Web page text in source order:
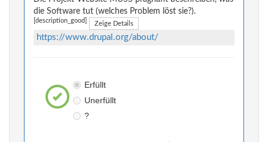
die Software tut (welches Problem löst sie?).
[description_good] Zeige Details
https://www.drupal.org/about/
Erfüllt
Unerfüllt
?